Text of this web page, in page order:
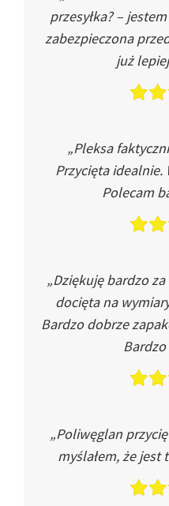
przesyłka? –
zabezpieczona
już
„Pleksa
Przycięta idealnie.
Polecam
„Dziękuję bardzo
docięta na
Bardzo dobrze
„Poliwęglan
myślałem, że jest